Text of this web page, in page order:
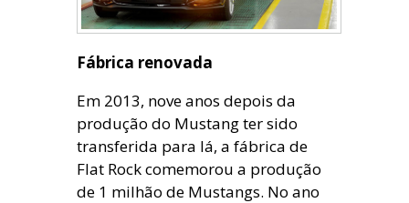
Fábrica renovada
Em 2013, nove anos depois da
produção do Mustang ter sido
transferida para lá, a fábrica de
Flat Rock comemorou a produção
de 1 milhão de Mustangs. No ano